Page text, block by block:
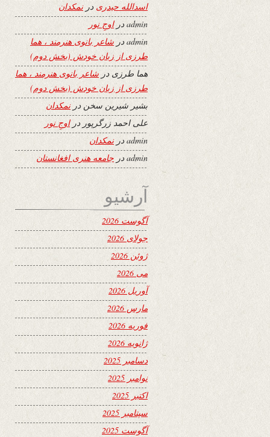
اسدالله حیدری درنمکدان
adminدراوجِ نور
adminدر شاعر بانوی هنرمند ، هما
طرزی از زبان خودش (بخش دوم)
هما طرزی در شاعر بانوی هنرمند ، هما
طرزی از زبان خودش (بخش دوم)
بشیر شیرین سخن درنمکدان
علی احمد زرگرپور دراوجِ نور
adminدرنمکدان
admin در جامعه هنری افغانستان
آرشیو
آگوست 2026
جولای 2026
ژوئن 2026
می 2026
آوریل 2026
مارس 2026
فوریه 2026
ژانویه 2026
دسامبر 2025
نوامبر 2025
اکتبر 2025
سپتامبر 2025
آگوست 2025